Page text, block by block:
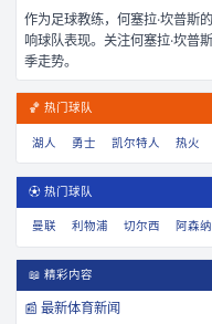
作为足球教练， 何塞拉·坎普斯
响球队表现。关注何塞拉·坎普斯
季走势。
🏀 热门球队
湖人 勇士 凯尔特人 热火
⚽ 热门球队
曼联 利物浦 切尔西 阿森纳
📖 精彩内容
📰 最新体育新闻